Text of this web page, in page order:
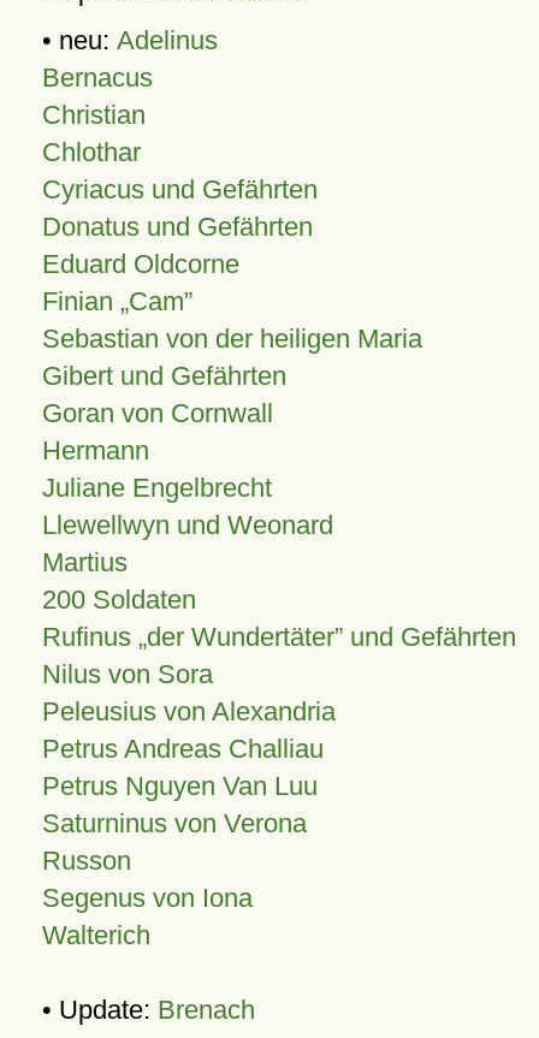
• neu: Adelinus
Bernacus
Christian
Chlothar
Cyriacus und Gefährten
Donatus und Gefährten
Eduard Oldcorne
Finian Cam
Sebastian von der heiligen Maria
Gibert und Gefährten
Goran von Cornwall
Hermann
Juliane Engelbrecht
Llewellwyn und Weonard
Martius
200 Soldaten
Rufinus „der Wundertäter” und Gefährten
Nilus von Sora
Peleusius von Alexandria
Petrus Andreas Challiau
Petrus Nguyen Van Luu
Saturninus von Verona
Russon
Segenus von Iona
Walterich
• Update: Brenach